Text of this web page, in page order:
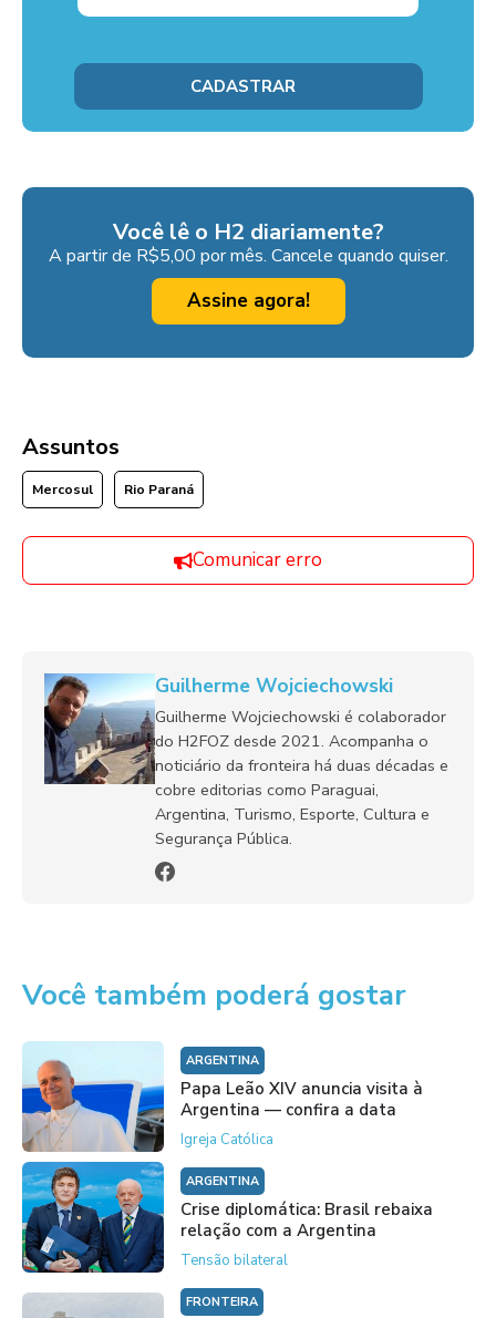
Você lê o H2 diariamente?
A partir de R$5,00 por mês. Cancele quando quiser.
Assine agora!
Assuntos
Mercosul Rio Paraná
Comunicar erro
Guilherme Wojciechowski
Guilherme Wojciechowski é colaborador
do H2FOZ desde 2021. Acompanha o
noticiário da fronteira há duas décadas e
cobre editorias como Paraguai,
Argentina, Turismo, Esporte, Cultura e
Segurança Pública.
Você também poderá gostar
ARGENTINA
Papa Leão XIV anuncia visita à
Argentina — confira a data
Igreja Católica
ARGENTINA
Crise diplomática: Brasil rebaixa
relação com a Argentina
Tensão bilateral
FRONTEIRA